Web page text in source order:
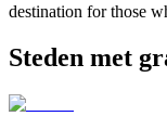
destination for those
Steden met